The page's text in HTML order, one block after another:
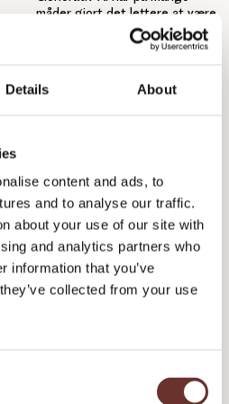
Details About
content and ads, to
and to analyse our traffic.
about your use of our site with
and analytics partners who
information that you’ve
collected from your use
måder gjort det lettere at være
skribent – og måske også lidt
AI